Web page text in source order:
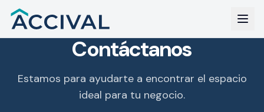
Contáctanos
Estamos para ayudarte a encontrar el espacio
ideal para tu negocio.